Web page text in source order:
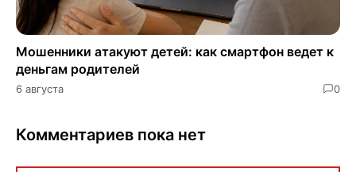
Мошенники атакуют детей: как смартфон ведет к
деньгам родителей
6 августа 0
Комментариев пока нет